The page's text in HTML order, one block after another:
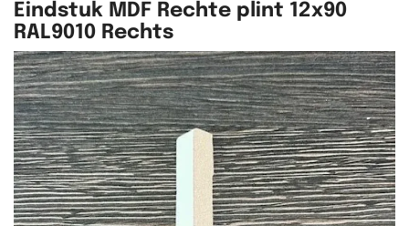
Eindstuk MDF Rechte plint 12x90
RAL9010 Rechts